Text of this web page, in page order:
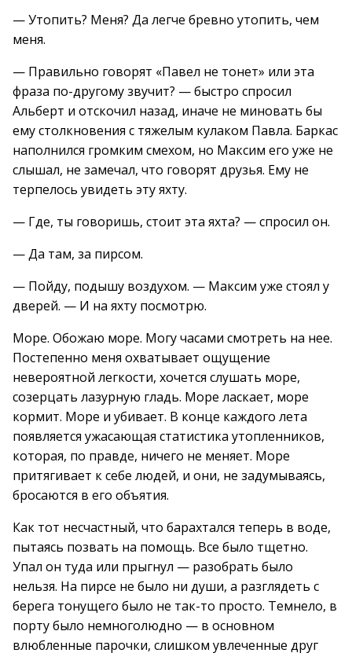
— Утопить? Меня? Да легче бревно утопить, чем
меня.
— Правильно говорят «Павел не тонет» или эта
фраза по-другому звучит? — быстро спросил
Альберт и отскочил назад, иначе не миновать бы
ему столкновения с тяжелым кулаком Павла. Баркас
наполнился громким смехом, но Максим его уже не
слышал, не замечал, что говорят друзья. Ему не
терпелось увидеть эту яхту.
— Где, ты говоришь, стоит эта яхта? — спросил он.
— Да там, за пирсом.
— Пойду, подышу воздухом. — Максим уже стоял у
дверей. — И на яхту посмотрю.
Море. Обожаю море. Могу часами смотреть на нее.
Постепенно меня охватывает ощущение
невероятной легкости, хочется слушать море,
созерцать лазурную гладь. Море ласкает, море
кормит. Море и убивает. В конце каждого лета
появляется ужасающая статистика утопленников,
которая, по правде, ничего не меняет. Море
притягивает к себе людей, и они, не задумываясь,
бросаются в его объятия.
Как тот несчастный, что барахтался теперь в воде,
пытаясь позвать на помощь. Все было тщетно.
Упал он туда или прыгнул — разобрать было
нельзя. На пирсе не было ни души, а разглядеть с
берега тонущего было не так-то просто. Темнело, в
порту было немноголюдно — в основном
влюбленные парочки, слишком увлеченные друг